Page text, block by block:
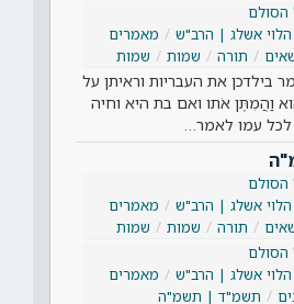
הסולם
אשלג | הרב"ש
מאמרים
תורה שמות שמות
בילדכן את העבריות וראיתן על
וַהֲמִתֶּן אֹתו ואם בת היא וחיה
לכל עמו לאמר…
הסולם
אשלג | הרב"ש
מאמרים
תורה שמות
שמות
הסולם
אשלג | הרב"ש
מאמרים
תשמ"ד | תשמ"ה